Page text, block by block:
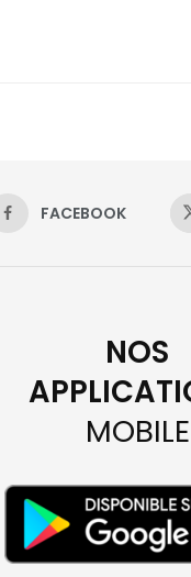
FACEBOOK
NOS
MOBILE